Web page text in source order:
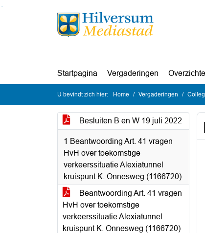
Ga naar de inhoud van deze pagina
Ga naar het zoeken
Ga naar het menu
Startpagina Vergaderingen
U bevindt zich hier: Home Vergaderingen
Besluiten B en W 19 juli 2022
1 Beantwoording Art. 41 vragen
HvH over toekomstige
verkeerssituatie Alexiatunnel
kruispunt K. Onnesweg (1166720)
Beantwoording Art. 41 vragen
HvH over toekomstige
verkeerssituatie Alexiatunnel
kruispunt K. Onnesweg (1166720)